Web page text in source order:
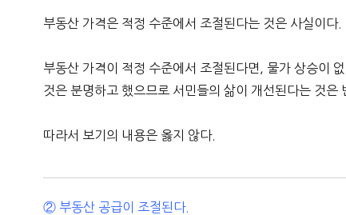
부동산 가격은 적정 수준에서 조절된다는 것은 사실이다.
부동산 가격이 적정 수준에서 조절된다면, 물가 상승이
것은 분명하고 했으므로 서민들의 삶이 개선된다는 것은
따라서 보기의 내용은 옳지 않다.
② 부동산 공급이 조절된다.